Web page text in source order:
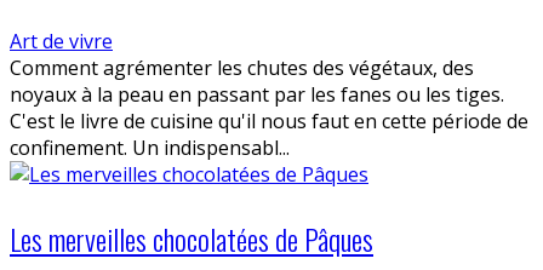
Art de vivre
Comment agrémenter les chutes des végétaux, des
noyaux à la peau en passant par les fanes ou les tiges.
C'est le livre de cuisine qu'il nous faut en cette période de
confinement. Un indispensabl...
Les merveilles chocolatées de Pâques